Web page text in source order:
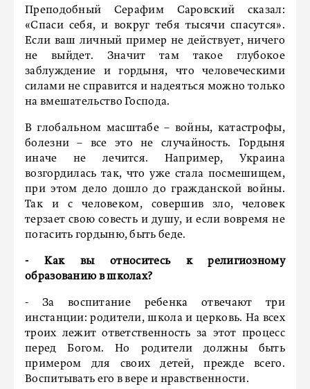
Преподобный Серафим Саровский сказал:
«Спаси себя, и вокруг тебя тысячи спасутся».
Если ваш личный пример не действует, ничего
не выйдет. Значит там такое глубокое
заблуждение и гордыня, что человеческими
силами не справится и надеяться можно только
на вмешательство Господа.
В глобальном масштабе – войны, катастрофы,
болезни – все это не случайность. Гордыня
иначе не лечится. Например, Украина
возгордилась так, что уже стала посмешищем,
при этом дело дошло до гражданской войны.
Так и с человеком, совершив зло, человек
терзает свою совесть и душу, и если вовремя не
погасить гордыню, быть беде.
- Как вы относитесь к религиозному
образованию в школах?
- За воспитание ребенка отвечают три
инстанции: родители, школа и церковь. На всех
троих лежит ответственность за этот процесс
перед Богом. Но родители должны быть
примером для своих детей, прежде всего.
Воспитывать его в вере и нравственности.